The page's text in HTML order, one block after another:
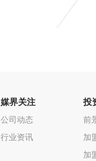
媒界关注
公司动态
行业资讯
投
前
加
加